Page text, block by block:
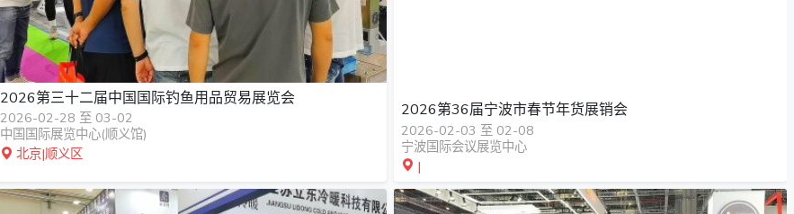
2026第三十二届中国国际钓鱼用品贸易展览会
2026-02-28 至 03-02
中国国际展览中心(顺义馆)
北京|顺义区
2026第36届宁波市春节年货展销会
2026-02-03 至 02-08
宁波国际会议展览中心
|